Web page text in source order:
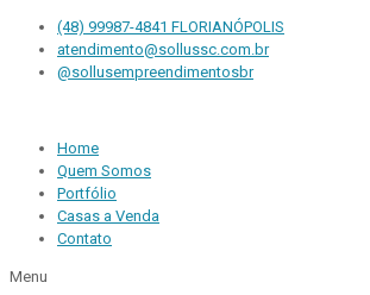
(48) 99987-4841 FLORIANÓPOLIS
atendimento@sollussc.com.br
@sollusempreendimentosbr
Home
Quem Somos
Portfólio
Casas a Venda
Contato
Menu